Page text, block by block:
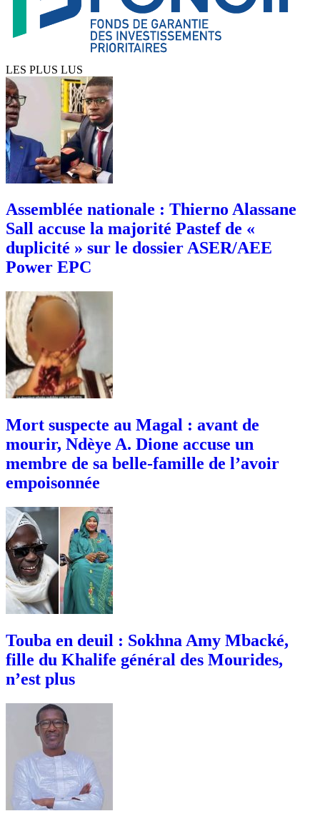
LES PLUS LUS
Assemblée nationale : Thierno Alassane
Sall accuse la majorité Pastef de «
duplicité » sur le dossier ASER/AEE
Power EPC
Mort suspecte au Magal : avant de
mourir, Ndèye A. Dione accuse un
membre de sa belle-famille de l’avoir
empoisonnée
Touba en deuil : Sokhna Amy Mbacké,
fille du Khalife général des Mourides,
n’est plus